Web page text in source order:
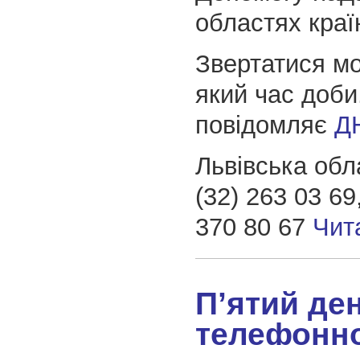
областях
Звертатися
який час
повідомляє
Львівська
(32) 263 03
370 80 67
П’ятий